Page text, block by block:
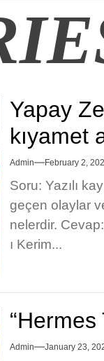
Yapay
kıyamet
Admin February 2,
Soru: Yazılı
geçen olaylar
nelerdir.
ı Kerim...
“Hermes
Admin January 23,